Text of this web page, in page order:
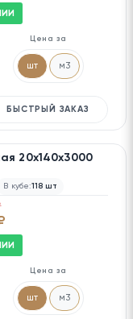
Цена за
шт м3
БЫСТРЫЙ ЗАКАЗ
20х140х3000
В кубе:118 шт
Цена за
шт м3